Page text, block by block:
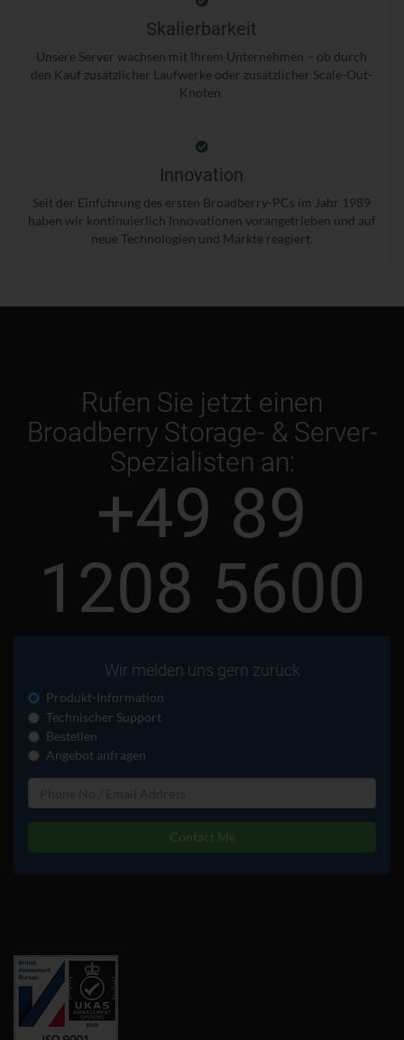
Skalierbarkeit
Unsere Server wachsen mit Ihrem Unternehmen – ob durch
den Kauf zusätzlicher Laufwerke oder zusätzlicher Scale-Out-
Knoten.
Innovation
Seit der Einführung des ersten Broadberry-PCs im Jahr 1989
haben wir kontinuierlich Innovationen vorangetrieben und auf
neue Technologien und Märkte reagiert.
Rufen Sie jetzt einen
Broadberry Storage- & Server-
Spezialisten an:
+49 89
1208 5600
Wir melden uns gern zurück
Produkt-Information
Technischer Support
Bestellen
Angebot anfragen
Contact Me